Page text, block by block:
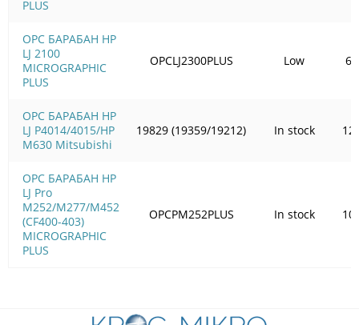
PLUS
OPC БАРАБАН HP
LJ 2100
MICROGRAPHIC
PLUS
OPC БАРАБАН HP
LJ P4014/4015/HP
M630 Mitsubishi
OPC БАРАБАН HP
LJ Pro
M252/M277/M452
(CF400-403)
MICROGRAPHIC
PLUS
OPCLJ2300PLUS Low
19829 (19359/19212) In stock
OPCPM252PLUS In stock